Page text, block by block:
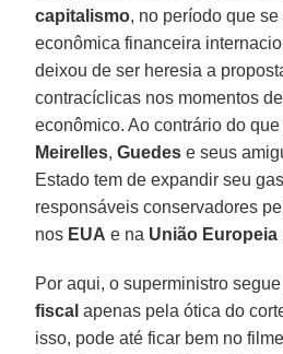
capitalismo, no período que
econômica financeira
deixou de ser heresia a
contracíclicas nos momentos
econômico. Ao contrário do
Meirelles,Guedes e seus
Estado tem de expandir seu
responsáveis conservadores
nos EUA e na União Europeia
Por aqui, o superministro
fiscal apenas pela ótica do
isso, pode até ficar bem no